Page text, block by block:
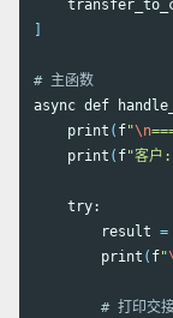
# 主函数
async def
    print
( f"\n
    print
( f"客
    try:
        result
=
        print
( f"
# 打印交